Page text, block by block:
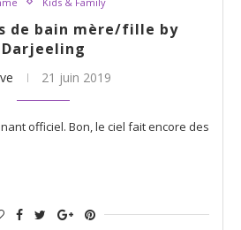
de bain mère/fille by
Darjeeling
21 juin 2019
officiel. Bon, le ciel fait encore des